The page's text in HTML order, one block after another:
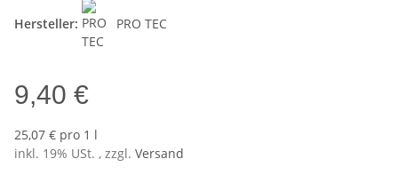
Hersteller:
PRO TEC
9,40 €
25,07 € pro 1 l
inkl. 19% USt. , zzgl. Versand